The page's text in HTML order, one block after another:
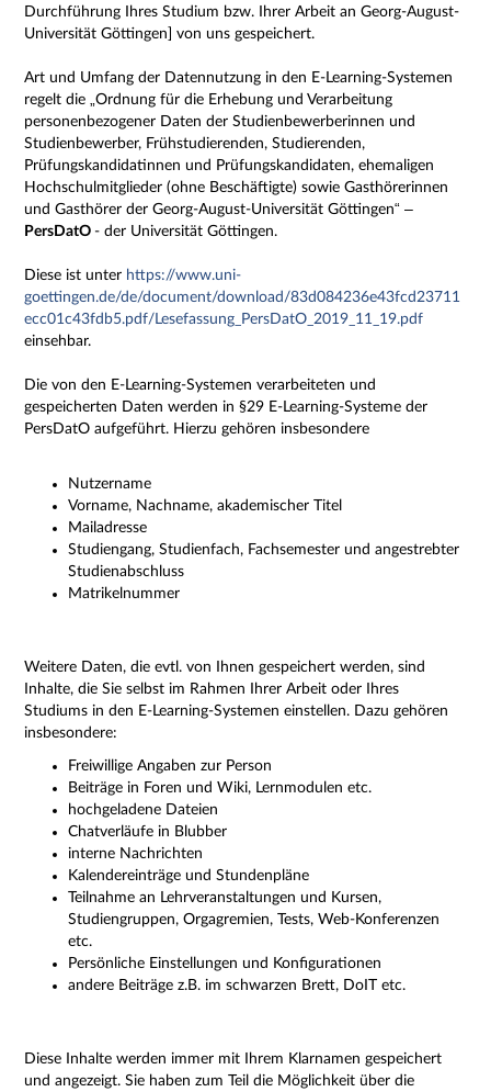
Durchführung Ihres Studium bzw. Ihrer Arbeit an Georg-August-
Universität Göttingen] von uns gespeichert.
Art und Umfang der Datennutzung in den E-Learning-Systemen
regelt die „Ordnung für die Erhebung und Verarbeitung
personenbezogener Daten der Studienbewerberinnen und
Studienbewerber, Frühstudierenden, Studierenden,
Prüfungskandidatinnen und Prüfungskandidaten, ehemaligen
Hochschulmitglieder (ohne Beschäftigte) sowie Gasthörerinnen
und Gasthörer der Georg-August-Universität Göttingen“ –
PersDatO - der Universität Göttingen.
Diese ist unter https://www.uni-
goettingen.de/de/document/download/83d084236e43fcd23711
ecc01c43fdb5.pdf/Lesefassung_PersDatO_2019_11_19.pdf
einsehbar.
Die von den E-Learning-Systemen verarbeiteten und
gespeicherten Daten werden in §29 E-Learning-Systeme der
PersDatO aufgeführt. Hierzu gehören insbesondere
Nutzername
Vorname, Nachname, akademischer Titel
Mailadresse
Studiengang, Studienfach, Fachsemester und angestrebter
Studienabschluss
Matrikelnummer
Weitere Daten, die evtl. von Ihnen gespeichert werden, sind
Inhalte, die Sie selbst im Rahmen Ihrer Arbeit oder Ihres
Studiums in den E-Learning-Systemen einstellen. Dazu gehören
insbesondere:
Freiwillige Angaben zur Person
Beiträge in Foren und Wiki, Lernmodulen etc.
hochgeladene Dateien
Chatverläufe in Blubber
interne Nachrichten
Kalendereinträge und Stundenpläne
Teilnahme an Lehrveranstaltungen und Kursen,
Studiengruppen, Orgagremien, Tests, Web-Konferenzen
etc.
Persönliche Einstellungen und Konfigurationen
andere Beiträge z.B. im schwarzen Brett, DoIT etc.
Diese Inhalte werden immer mit Ihrem Klarnamen gespeichert
und angezeigt. Sie haben zum Teil die Möglichkeit über die